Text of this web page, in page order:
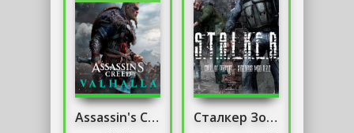
Assassin's Creed Valhalla - Complete Edition Сталкер Зов Припяти Sigerous mod 3.0